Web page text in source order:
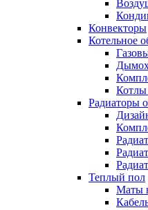
Конвекторы
Котельное
Котлы
Радиаторы
Теплый пол
Маты